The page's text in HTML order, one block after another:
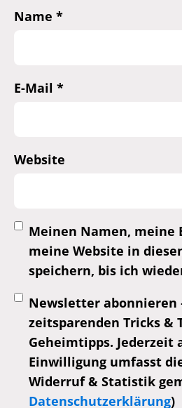
Name *
E-Mail *
Website
Meinen Namen, meine
meine Website in
speichern, bis ich
Newsletter abonnieren
zeitsparenden Tricks &
Geheimtipps. Jederzeit
Einwilligung umfasst
Widerruf & Statistik
Datenschutzerklärung)